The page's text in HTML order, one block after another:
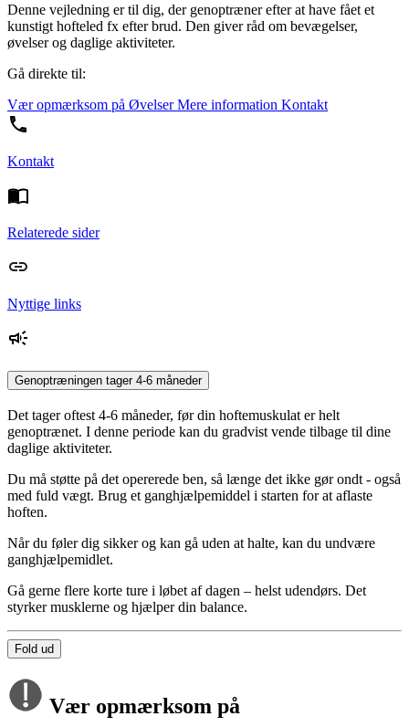
Denne vejledning er til dig, der genoptræner efter at have fået et
kunstigt hofteled fx efter brud. Den giver råd om bevægelser,
øvelser og daglige aktiviteter.
Gå direkte til:
Vær opmærksom på ØvelserMere information Kontakt
Kontakt
Relaterede sider
Nyttige links
Genoptræningen tager 4-6 måneder
Det tager oftest 4-6 måneder, før din hoftemuskulat er helt
genoptrænet. I denne periode kan du gradvist vende tilbage til dine
daglige aktiviteter.
Du må støtte på det opererede ben, så længe det ikke gør ondt - også
med fuld vægt. Brug et ganghjælpemiddel i starten for at aflaste
hoften.
Når du føler dig sikker og kan gå uden at halte, kan du undvære
ganghjælpemidlet.
Gå gerne flere korte ture i løbet af dagen – helst udendørs. Det
styrker musklerne og hjælper din balance.
Fold ud
Vær opmærksom på